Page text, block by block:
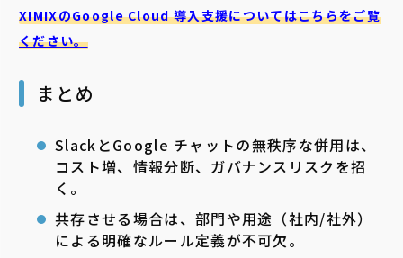
XIMIXのGoogle Cloud導入支援についてはこちらをご覧
ください。
まとめ
SlackとGoogle チャットの無秩序な併用は、
コスト増、情報分断、ガバナンスリスクを招
く。
共存させる場合は、部門や用途（社内/社外）
による明確なルール定義が不可欠。